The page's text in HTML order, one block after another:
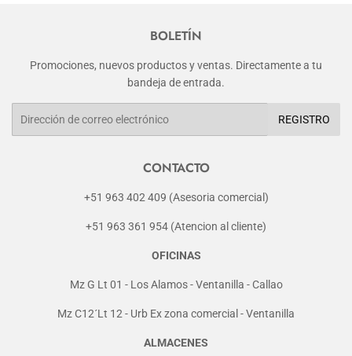
BOLETÍN
Promociones, nuevos productos y ventas. Directamente a tu
bandeja de entrada.
Correo
REGISTRO
CONTACTO
+51 963 402 409 (Asesoria comercial)
+51 963 361 954 (Atencion al cliente)
OFICINAS
Mz G Lt 01 - Los Alamos - Ventanilla - Callao
Mz C12´Lt 12 - Urb Ex zona comercial - Ventanilla
ALMACENES